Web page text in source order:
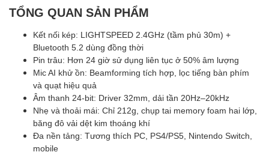
TỔNG QUAN SẢN PHẨM
Kết nối kép: LIGHTSPEED 2.4GHz (tầm phủ 30m) +
Bluetooth 5.2 dùng đồng thời​
Pin trâu: Hơn 24 giờ sử dụng liên tục ở 50% âm lượng​
Mic AI khử ồn: Beamforming tích hợp, lọc tiếng bàn phím
và quạt hiệu quả​
Âm thanh 24-bit: Driver 32mm, dải tần 20Hz–20kHz​
Nhẹ và thoải mái: Chỉ 212g, chụp tai memory foam hai lớp,
băng đô vải dệt kim thoáng khí​
Đa nền tảng: Tương thích PC, PS4/PS5, Nintendo Switch,
mobile​​